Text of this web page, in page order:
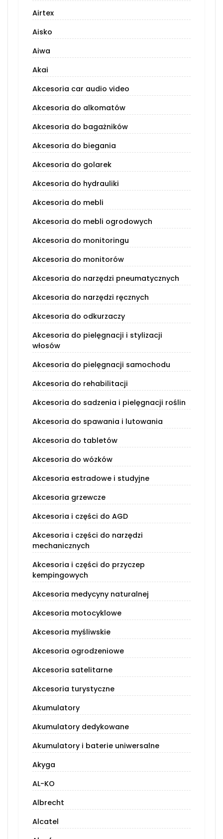
Airtex
Aisko
Aiwa
Akai
Akcesoria car audio video
Akcesoria do alkomatów
Akcesoria do bagażników
Akcesoria do biegania
Akcesoria do golarek
Akcesoria do hydrauliki
Akcesoria do mebli
Akcesoria do mebli ogrodowych
Akcesoria do monitoringu
Akcesoria do monitorów
Akcesoria do narzędzi pneumatycznych
Akcesoria do narzędzi ręcznych
Akcesoria do odkurzaczy
Akcesoria do pielęgnacji i stylizacji
włosów
Akcesoria do pielęgnacji samochodu
Akcesoria do rehabilitacji
Akcesoria do sadzenia i pielęgnacji roślin
Akcesoria do spawania i lutowania
Akcesoria do tabletów
Akcesoria do wózków
Akcesoria estradowe i studyjne
Akcesoria grzewcze
Akcesoria i części do AGD
Akcesoria i części do narzędzi
mechanicznych
Akcesoria i części do przyczep
kempingowych
Akcesoria medycyny naturalnej
Akcesoria motocyklowe
Akcesoria myśliwskie
Akcesoria ogrodzeniowe
Akcesoria satelitarne
Akcesoria turystyczne
Akumulatory
Akumulatory dedykowane
Akumulatory i baterie uniwersalne
Akyga
AL-KO
Albrecht
Alcatel